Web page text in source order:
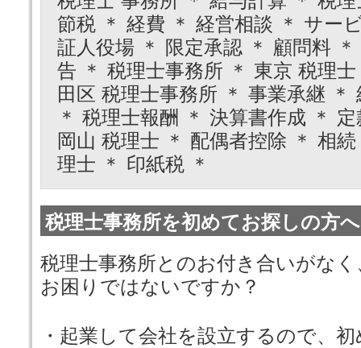
節税 ＊ 経費 ＊ 経営相談 ＊ サー
証人役場 ＊ 限定承認 ＊ 顧問料
告 ＊ 税理士事務所 ＊ 東京 税理
田区 税理士事務所 ＊ 事業承継 ＊
＊ 税理士報酬 ＊ 決算書作成 ＊
岡山 税理士 ＊ 配偶者控除 ＊ 相
理士 ＊ 印紙税 ＊
税理士事務所を初めてお探しの方へ
税理士事務所とのお付き合いがな
お困りではないですか？
・起業して会社を設立するので、